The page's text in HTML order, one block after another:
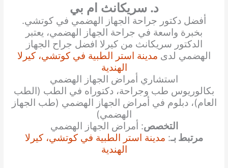
د. سريكانث ام بي
أفضل دكتور جراحة الجهاز الهضمي في كوتشي.
بخبرة واسعة في جراحة الجهاز الهضمي، يعتبر
الدكتور سريكانث من كيرلا افضل جراح الجهاز
الهضمي لدى مدينة استر الطبية في كوتشي، كيرلا
الهندية
استشاري أمراض الجهاز الهضمي
بكالوريوس طب وجراحة، دكتوراه في الطب (الطب
العام)، دبلوم في أمراض الجهاز الهضمي (طب الجهاز
الهضمي)
التخصص: أمراض الجهاز الهضمي
مرتبط بـ: مدينة استر الطبية في كوتشي، كيرلا
الهندية